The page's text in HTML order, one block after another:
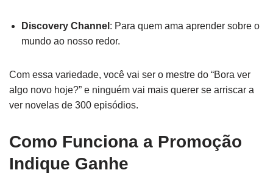
Discovery Channel : Para quem ama aprender sobre o
mundo ao nosso redor.
Com essa variedade, você vai ser o mestre do “Bora ver
algo novo hoje?” e ninguém vai mais querer se arriscar a
ver novelas de 300 episódios.
Como Funciona a Promoção
Indique Ganhe